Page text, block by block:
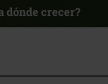
a la mesa